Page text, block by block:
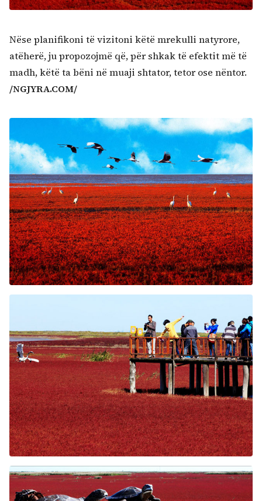
Nëse planifikoni të vizitoni këtë mrekulli natyrore,
atëherë, ju propozojmë që, për shkak të efektit më të
madh, këtë ta bëni në muaji shtator, tetor ose nëntor.
/NGJYRA.COM/